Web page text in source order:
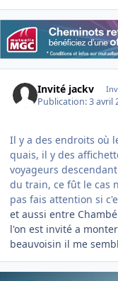
Invité jackv
Publication:3 avril
Il y a des endroits où
quais, il y des
voyageurs
du train, ce fût le cas
pas fais attention si
et aussi entre
l'on est invité a
beauvoisin il me